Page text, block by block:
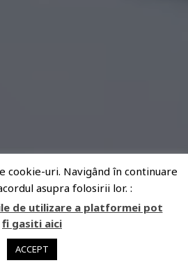
cookie-uri. Navigând în continuare
asupra folosirii lor. :
de utilizare a platformei pot
fi gasiti aici
ACCEPT